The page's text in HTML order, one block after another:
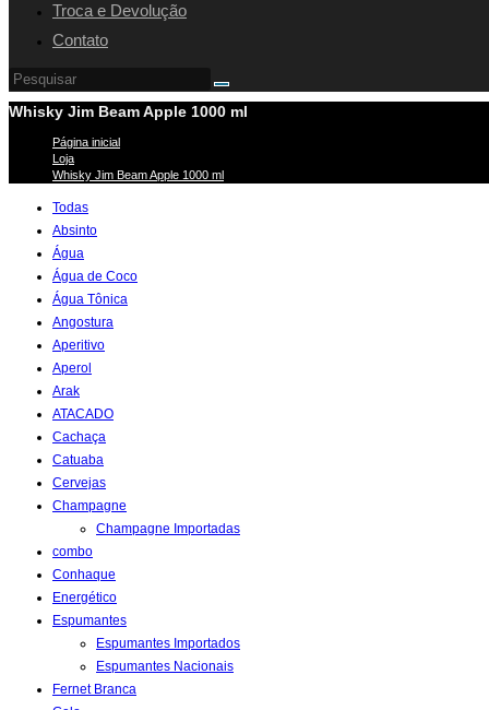
Troca e Devolução
Contato
Whisky Jim Beam Apple 1000 ml
Página inicial
Loja
Whisky Jim Beam Apple 1000 ml
Todas
Absinto
Água
Água de Coco
Água Tônica
Angostura
Aperitivo
Aperol
Arak
ATACADO
Cachaça
Catuaba
Cervejas
Champagne
Champagne Importadas
combo
Conhaque
Energético
Espumantes
Espumantes Importados
Espumantes Nacionais
Fernet Branca